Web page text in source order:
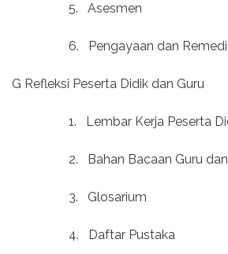
5. Asesmen
6. Pengayaan dan
G Refleksi Peserta Didik dan Guru
1. Lembar Kerja Peserta
2. Bahan Bacaan Guru
3. Glosarium
4. Daftar Pustaka